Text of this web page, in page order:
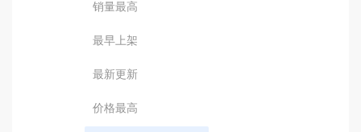
销量最高
最早上架
最新更新
价格最高